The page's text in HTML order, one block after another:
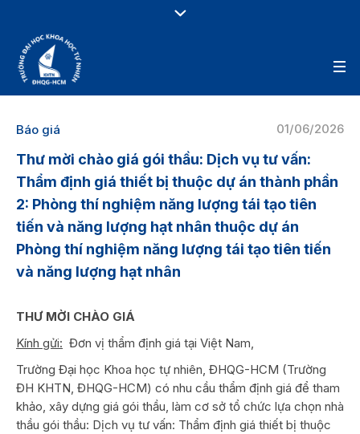
01/06/2026
Báo giá
Thư mời chào giá gói thầu: Dịch vụ tư vấn:
Thẩm định giá thiết bị thuộc dự án thành phần
2: Phòng thí nghiệm năng lượng tái tạo tiên
tiến và năng lượng hạt nhân thuộc dự án
Phòng thí nghiệm năng lượng tái tạo tiên tiến
và năng lượng hạt nhân
THƯ MỜI CHÀO GIÁ
Kính gửi: Đơn vị thẩm định giá tại Việt Nam,
Trường Đại học Khoa học tự nhiên, ĐHQG-HCM (Trường
ĐH KHTN, ĐHQG-HCM) có nhu cầu thẩm định giá để tham
khảo, xây dựng giá gói thầu, làm cơ sở tổ chức lựa chọn nhà
thầu gói thầu: Dịch vụ tư vấn: Thẩm định giá thiết bị thuộc